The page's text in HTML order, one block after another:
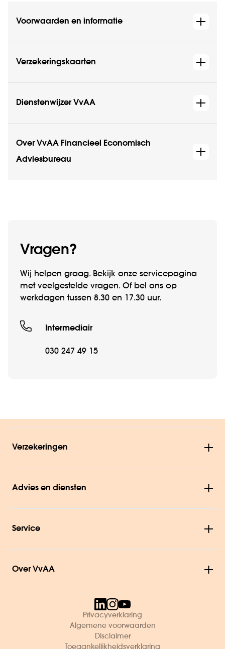
Voorwaarden en informatie
Verzekeringskaarten
Dienstenwijzer VvAA
Over VvAA Financieel Economisch
Adviesbureau
Vragen?
Wij helpen graag. Bekijk onze servicepagina
met veelgestelde vragen. Of bel ons op
werkdagen tussen 8.30 en 17.30 uur.
Intermediair
030 247 49 15
Verzekeringen
Advies en diensten
Service
Over VvAA
Privacyverklaring
Algemene voorwaarden
Disclaimer
Toegankelijkheidsverklaring